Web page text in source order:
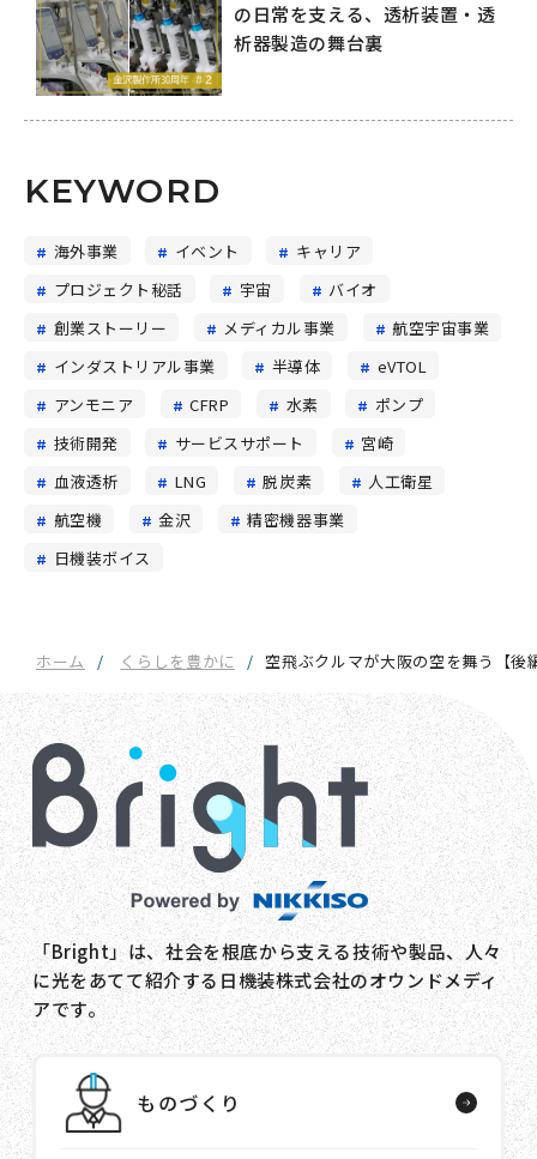
の日常を支える、透析装置・透
析器製造の舞台裏
KEYWORD
海外事業 イベント
キャリア
プロジェクト秘話
宇宙
バイオ
創業ストーリー
メディカル事業
航空宇宙事業
インダストリアル事業
半導体
eVTOL
アンモニア
CFRP 水素
ポンプ
技術開発
サービスサポート
宮崎
血液透析
LNG 脱炭素
人工衛星
航空機
金沢
精密機器事業
日機装ボイス
ホーム くらしを豊かに 空飛ぶクルマが大阪の空を舞う【
「Bright」は、社会を根底から支える技術や製品、人々
に光をあてて紹介する日機装株式会社のオウンドメディ
アです。
ものづくり